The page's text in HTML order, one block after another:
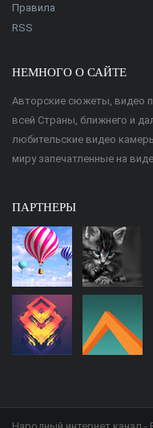
Правила
RSS
НЕМНОГО О САЙТЕ
Авторские сюжеты, видео
всей Страны, ближнего и
любительские видео
миру запечатленные на
ПАРТНЕРЫ